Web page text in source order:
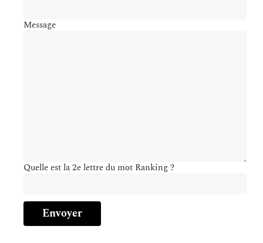
Message
Quelle est la 2e lettre du mot Ranking ?